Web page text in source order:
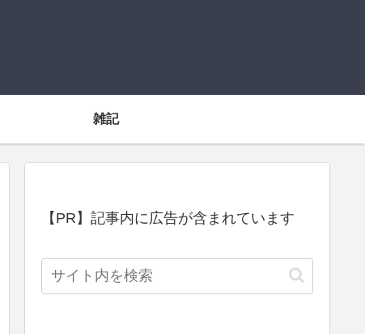
雑記
【PR】記事内に広告が含まれています